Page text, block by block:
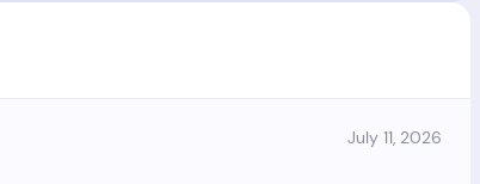
July 11, 2026